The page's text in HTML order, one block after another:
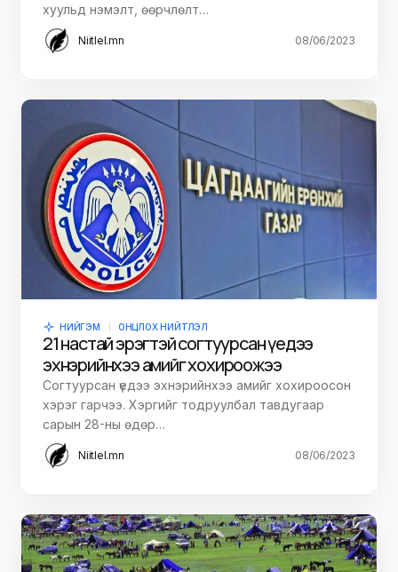
хуульд нэмэлт, өөрчлөлт…
Niitlel.mn 08/06/2023
НИЙГЭМ ОНЦЛОХ НИЙТЛЭЛ
21 настай эрэгтэй согтуурсан үедээ
эхнэрийнхээ амийг хохироожээ
Согтуурсан үедээ эхнэрийнхээ амийг хохироосон
хэрэг гарчээ. Хэргийг тодруулбал тавдугаар
сарын 28-ны өдөр…
Niitlel.mn 08/06/2023